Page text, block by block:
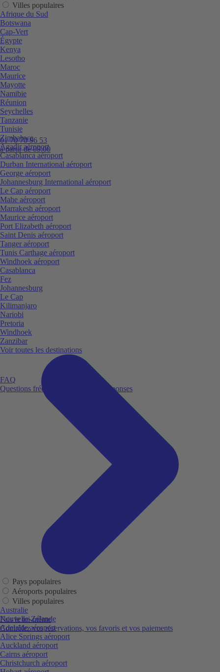
01 70 70 96 53
à partir de 09:00
FAQ
Questions fréquemment posées et réponses
Fais le toi-même
Contrôlez vos réservations, vos favoris et vos paiements
Villes populaires
Afrique du Sud
Botswana
Cap-Vert
Égypte
Kenya
Lesotho
Maroc
Maurice
Mayotte
Namibie
Réunion
Seychelles
Tanzanie
Tunisie
Zimbabwe
Agadir aéroport
Casablanca aéroport
Durban International aéroport
George aéroport
Johannesburg International aéroport
Le Cap aéroport
Mahe aéroport
Marrakesh aéroport
Maurice aéroport
Port Elizabeth aéroport
Saint Denis aéroport
Tanger aéroport
Tunis Carthage aéroport
Windhoek aéroport
Casablanca
Fez
Johannesburg
Le Cap
Kilimanjaro
Nariobi
Pretoria
Windhoek
Zanzibar
Voir toutes les destinations
Pays populaires
Aéroports populaires
Villes populaires
Australie
Nouvelle-Zélande
Adelaide aéroport
Alice Springs aéroport
Auckland aéroport
Cairns aéroport
Christchurch aéroport